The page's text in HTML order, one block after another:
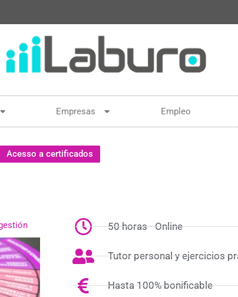
Empresas Empleo
Acesso a certificados
50 horas - Online
Tutor personal y ejercicios
Hasta 100% bonificable